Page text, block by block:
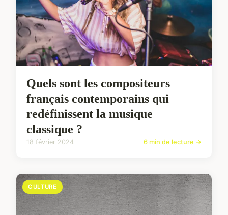
Quels sont les compositeurs
français contemporains qui
redéfinissent la musique
classique ?
18 février 2024 6 min de lecture →
CULTURE